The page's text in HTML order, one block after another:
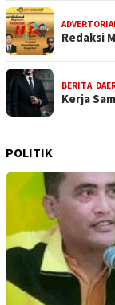
Redaksi
BERITA,
Kerja
POLITIK